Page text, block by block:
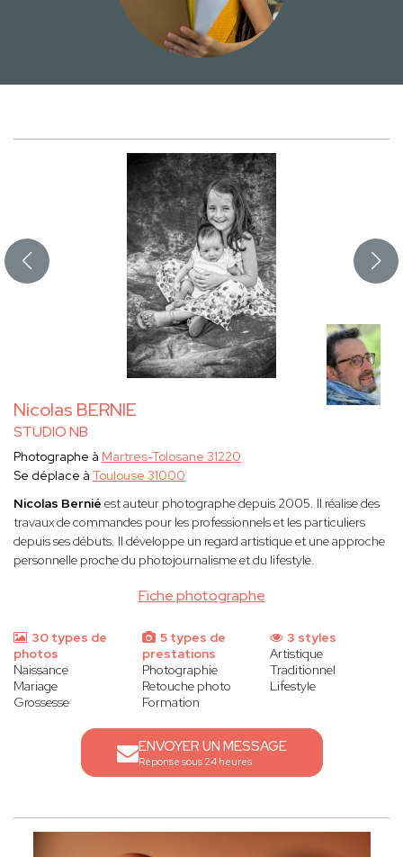
Nicolas BERNIE
STUDIO NB
Fiche photographe
Photographe à Martres-Tolosane 31220
Se déplace à Toulouse 31000
Nicolas Bernié est auteur photographe depuis 2005. Il réalise des
travaux de commandes pour les professionnels et les particuliers
depuis ses débuts. Il développe un regard artistique et une approche
personnelle proche du photojournalisme et du lifestyle.
30 types de
photos
Naissance
Mariage
Grossesse
5 types de
prestations
Photographie
Retouche photo
Formation
3 styles
Artistique
Traditionnel
Lifestyle
ENVOYER UN MESSAGE
Réponse sous 24 heures